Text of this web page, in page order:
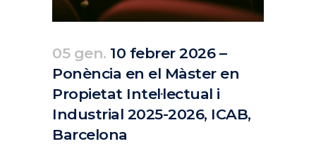
05 gen. 10 febrer 2026 –
Ponència en el Màster en
Propietat Intel·lectual i
Industrial 2025-2026, ICAB,
Barcelona